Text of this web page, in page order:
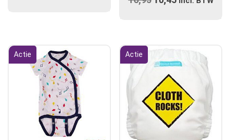
Actie Actie